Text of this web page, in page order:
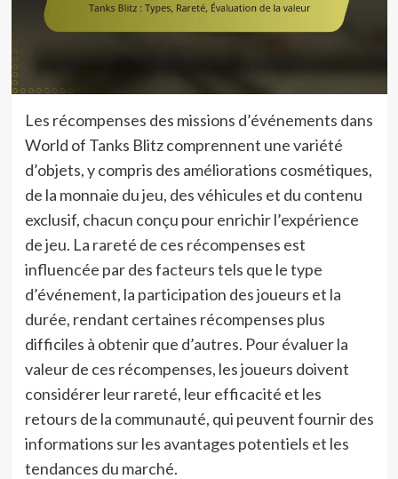
Les récompenses des missions d’événements dans
World of Tanks Blitz comprennent une variété
d’objets, y compris des améliorations cosmétiques,
de la monnaie du jeu, des véhicules et du contenu
exclusif, chacun conçu pour enrichir l’expérience
de jeu. La rareté de ces récompenses est
influencée par des facteurs tels que le type
d’événement, la participation des joueurs et la
durée, rendant certaines récompenses plus
difficiles à obtenir que d’autres. Pour évaluer la
valeur de ces récompenses, les joueurs doivent
considérer leur rareté, leur efficacité et les
retours de la communauté, qui peuvent fournir des
informations sur les avantages potentiels et les
tendances du marché.